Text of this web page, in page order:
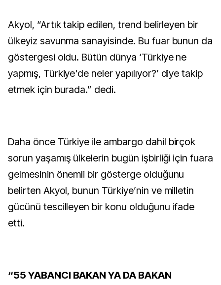
Akyol, “Artık takip edilen, trend belirleyen bir
ülkeyiz savunma sanayisinde. Bu fuar bunun da
göstergesi oldu. Bütün dünya ‘Türkiye ne
yapmış, Türkiye'de neler yapılıyor?’ diye takip
etmek için burada.” dedi.
Daha önce Türkiye ile ambargo dahil birçok
sorun yaşamış ülkelerin bugün işbirliği için fuara
gelmesinin önemli bir gösterge olduğunu
belirten Akyol, bunun Türkiye’nin ve milletin
gücünü tescilleyen bir konu olduğunu ifade
etti.
“55 YABANCI BAKAN YA DA BAKAN